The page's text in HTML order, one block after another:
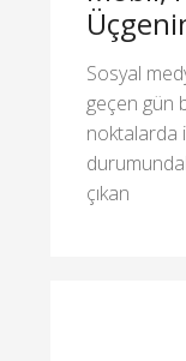
Sosyal
geçen gün
noktalarda
çıkan